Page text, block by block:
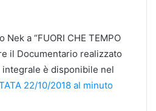
a “FUORI CHE TEMPO
il Documentario realizzato
integrale è disponibile nel
22/10/2018 al minuto